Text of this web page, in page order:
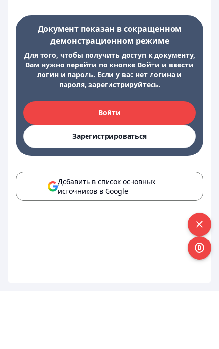
Документ показан в сокращенном
демонстрационном режиме
Для того, чтобы получить доступ к документу,
Вам нужно перейти по кнопке Войти и ввести
логин и пароль. Если у вас нет логина и
пароля, зарегистрируйтесь.
Войти
Зарегистрироваться
Добавить в список основных
источников в Google